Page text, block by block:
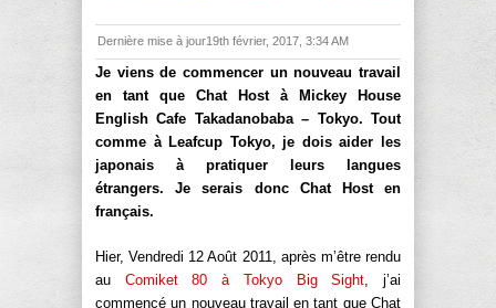
Dernière mise à jour19th février, 2017, 3:34 AM
Je viens de commencer un nouveau travail
en tant que Chat Host à Mickey House
English Cafe Takadanobaba – Tokyo. Tout
comme à Leafcup Tokyo, je dois aider les
japonais à pratiquer leurs langues
étrangers. Je serais donc Chat Host en
français.
Hier, Vendredi 12 Août 2011, après m’être rendu
au Comiket 80 à Tokyo Big Sight, j’ai
commencé un nouveau travail en tant que Chat